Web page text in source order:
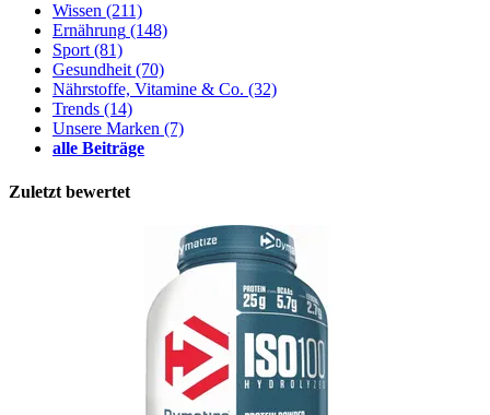
Wissen (211)
Ernährung (148)
Sport(81)
Gesundheit(70)
Nährstoffe, Vitamine & Co. (32)
Trends (14)
Unsere Marken (7)
alle Beiträge
Zuletzt bewertet